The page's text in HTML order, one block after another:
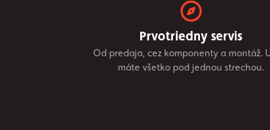
Prvotriedny servis
Od predaja, cez komponenty a montáž.
máte všetko pod jednou strechou.